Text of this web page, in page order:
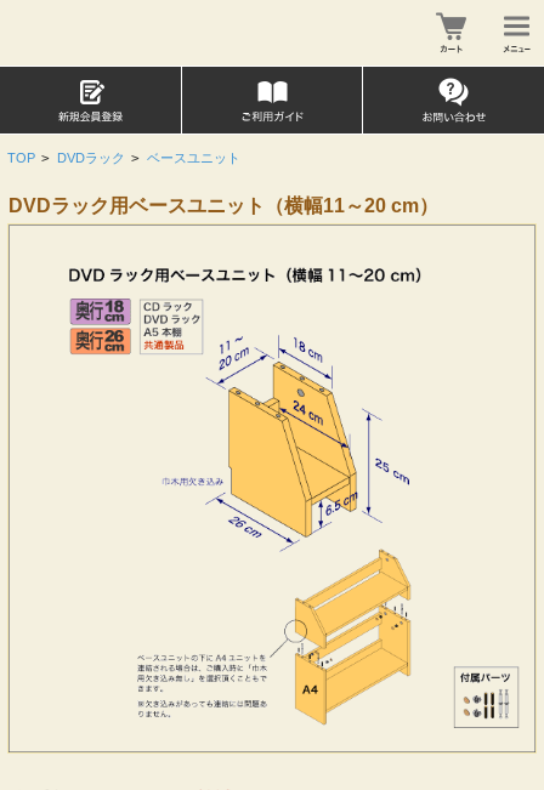
TOP > DVDラック > ベースユニット
DVDラック用ベースユニット（横幅11～20 cm）